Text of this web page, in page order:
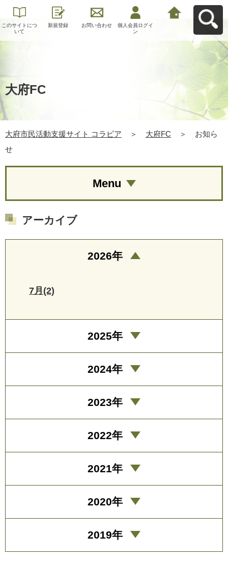
このサイトにつ
いて
新規登録 お問い合わせ
個人会員ログイ
ン
大府FC
大府市民活動支援サイト コラビア ＞ 大府FC ＞
お知ら
せ
Menu
アーカイブ
2026年
7月(2)
2025年
2024年
2023年
2022年
2021年
2020年
2019年